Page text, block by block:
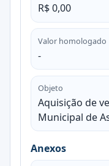
R$ 0,00
Valor homologado
-
Objeto
Aquisição de
Municipal de
Anexos